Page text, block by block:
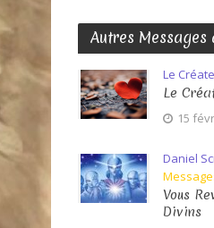
Autres Messages
Le
Le
15
Daniel
Vous
Divins